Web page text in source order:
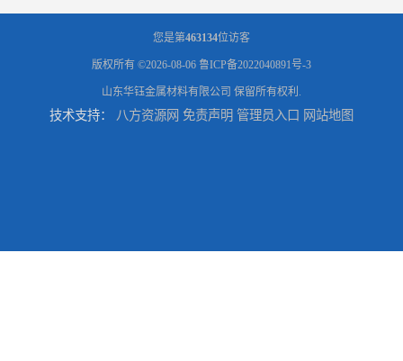
您是第463134位访客
版权所有 ©2026-08-06 鲁ICP备2022040891号-3
山东华钰金属材料有限公司 保留所有权利.
技术支持： 八方资源网 免责声明 管理员入口 网站地图